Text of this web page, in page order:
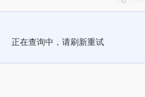
正在查询中，请刷新重试